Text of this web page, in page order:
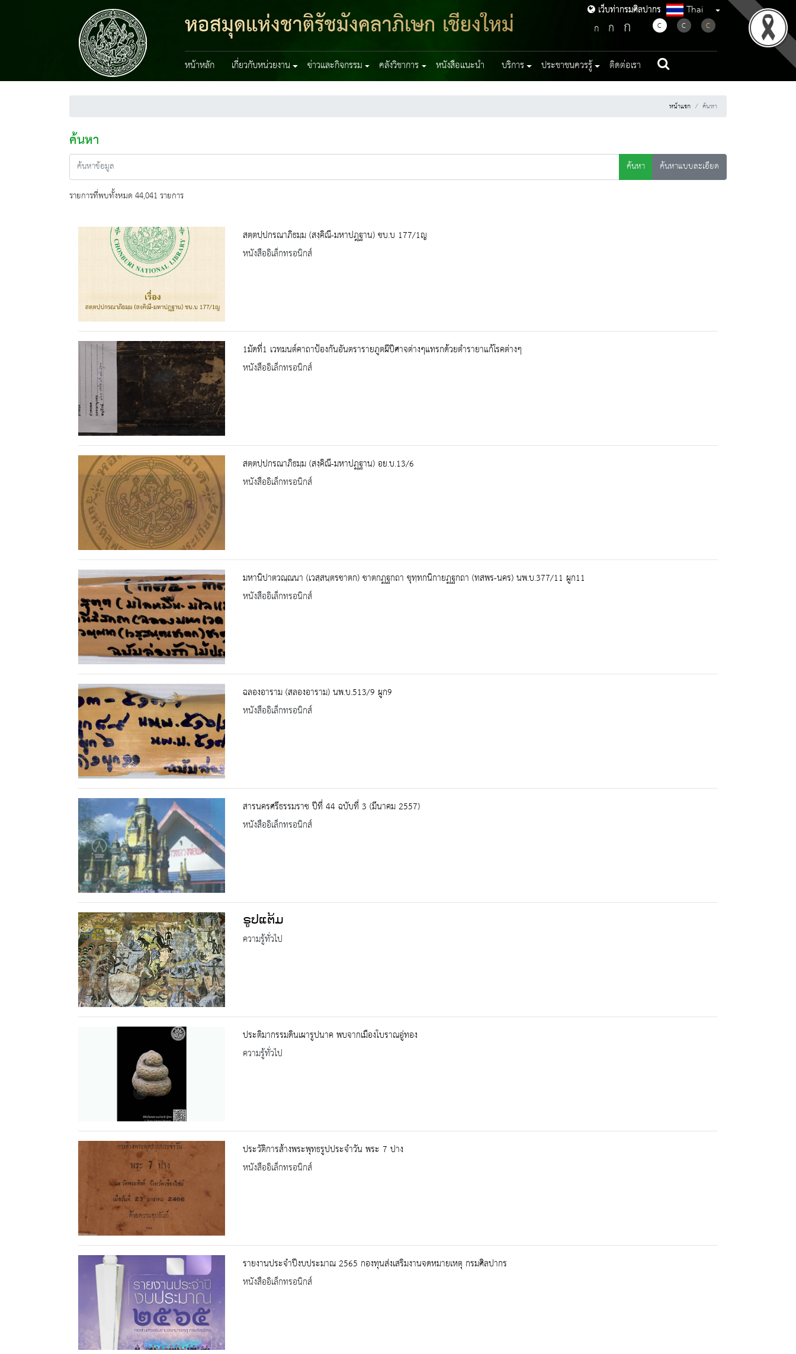
เว็บท่ากรมศิลปากร
หอสมุดแห่งชาติรัชมังคลาภิเษก เชียงใหม่ เว็บท่ากรมศิลปากร Thai
ก ก ก C C C
หน้าหลัก เกี่ยวกับหน่วยงาน ข่าวและกิจกรรม คลังวิชาการ หนังสือแนะนำ บริการ ประชาชนควรรู้ ติดต่อเรา
หน้าแรก ค้นหา
ค้นหา
ค้นหา
ค้นหาแบบละเอียด
รายการที่พบทั้งหมด 44,041 รายการ
สตฺตปฺปกรณาภิธมฺม (สงฺคิณี-มหาปฎฺฐาน) ชบ.บ 177/1ญ
หนังสืออิเล็กทรอนิกส์
1มัดที่1 เวทมนต์คาถาป้องกันอันตรารายภูตผีปีศาจต่างๆแทรกด้วยตำรายาแก้โรคต่างๆ
หนังสืออิเล็กทรอนิกส์
สตฺตปฺปกรณาภิธมฺม (สงฺคิณี-มหาปฏฺฐาน) อย.บ.13/6
หนังสืออิเล็กทรอนิกส์
มหานิปาตวณฺณนา (เวสฺสนฺตรชาตก) ชาตกฏฐกถา ขุทฺทกนิกายฏฐกถา (ทสพร-นคร) นพ.บ.377/11 ผูก11
หนังสืออิเล็กทรอนิกส์
ฉลองอาราม (สลองอาราม) นพ.บ.513/9 ผูก9
หนังสืออิเล็กทรอนิกส์
สารนครศรีธรรมราช ปีที่ 44 ฉบับที่ 3 (มีนาคม 2557)
หนังสืออิเล็กทรอนิกส์
ຣູປແຕ້ມ
ความรู้ทั่วไป
ประติมากรรมดินเผารูปนาค พบจากเมืองโบราณอู่ทอง
ความรู้ทั่วไป
ประวัติการส้างพระพุทธรูปประจำวัน พระ 7 ปาง
หนังสืออิเล็กทรอนิกส์
รายงานประจำปีงบประมาณ 2565 กองทุนส่งเสริมงานจดหมายเหตุ กรมศิลปากร
หนังสืออิเล็กทรอนิกส์